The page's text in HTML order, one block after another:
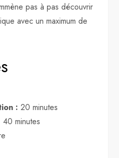
pas à pas découvrir
avec un maximum de
: 20 minutes
40 minutes